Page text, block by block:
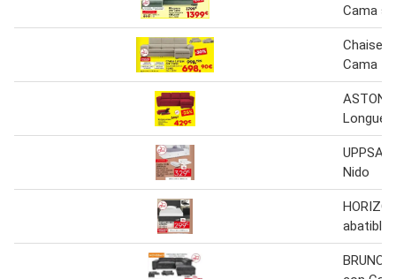
Cama
Chaise
Cama
ASTON
Longue
Nido
abatible
BRUNO